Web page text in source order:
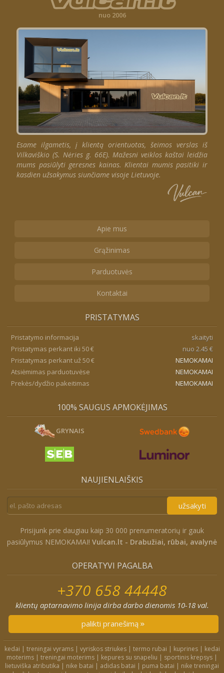
nuo 2006
Esame ilgametis, į klientą orientuotas, šeimos verslas iš
Vilkaviškio (S. Nėries g. 66E). Mažesni veiklos kaštai leidžia
mums pasiūlyti geresnes kainas. Klientai mumis pasitiki ir
kasdien užsakymus siunčiame visoje Lietuvoje.
Apie mus
Grąžinimas
Parduotuvės
Kontaktai
PRISTATYMAS
Pristatymo informacija
skaityti
Pristatymas perkant iki 50 €
nuo 2.45 €
Pristatymas perkant už 50 €
NEMOKAMAI
Atsiėmimas parduotuvėse
NEMOKAMAI
Prekės/dydžio pakeitimas
NEMOKAMAI
100% SAUGUS APMOKĖJIMAS
GRYNAIS
NAUJIENLAIŠKIS
užsakyti
Prisijunk prie daugiau kaip 30 000 prenumeratorių ir gauk
pasiūlymus NEMOKAMAI! Vulcan.lt - Drabužiai, rūbai, avalynė
OPERATYVI PAGALBA
+370 658 44448
klientų aptarnavimo linija dirba darbo dienomis 10-18 val.
palikti pranešimą
kedai | treningai vyrams| vyriskos striukes| termo rubai | kuprines| kedai
moterims | treningai moterims | kepures su snapeliu | sportinis krepsys |
lietuviška atributika | nike batai | adidas batai | puma batai | nike treningai